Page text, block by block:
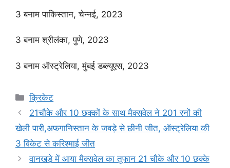
3 बनाम पाकिस्तान, चेन्नई, 2023
3 बनाम श्रीलंका, पुणे, 2023
3 बनाम ऑस्ट्रेलिया, मुंबई डब्ल्यूएस, 2023
Categories
क्रिकेट
21चौके और 10 छक्कों के साथ मैक्सवेल ने 201 रनों की
खेली पारी,अफगानिस्तान के जबड़े से छीनी जीत, ऑस्ट्रेलिया की
3 विकेट से करिश्माई जीत
वानखड़े में आया मैक्सवेल का तूफान 21 चौके और 10 छक्के